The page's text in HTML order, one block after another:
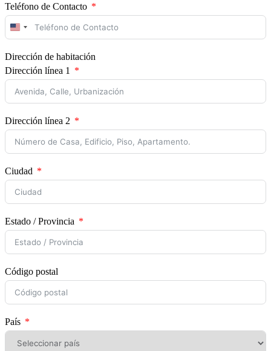
Teléfono de Contacto
United
States
Dirección de habitación
Dirección línea 1
Dirección línea 2
Ciudad
Estado / Provincia
Código postal
País